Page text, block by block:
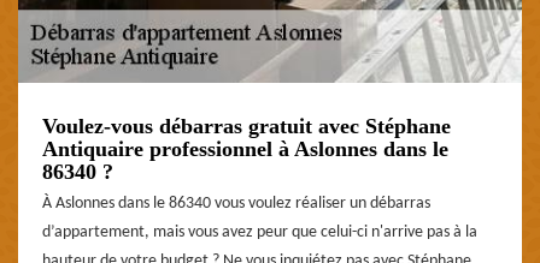
Voulez-vous débarras gratuit avec Stéphane
Antiquaire professionnel à Aslonnes dans le
86340 ?
À Aslonnes dans le 86340 vous voulez réaliser un débarras
d’appartement, mais vous avez peur que celui-ci n'arrive pas à la